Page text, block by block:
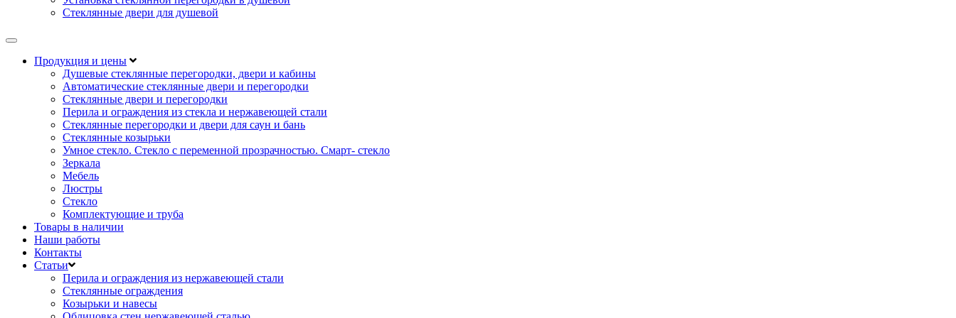
Стеклянные двери для душевой
Продукция и цены
Душевые стеклянные перегородки, двери и кабины
Автоматические стеклянные двери и перегородки
Стеклянные двери и перегородки
Перила и ограждения из стекла и нержавеющей стали
Стеклянные перегородки и двери для саун и бань
Стеклянные козырьки
Умное стекло. Стекло с переменной прозрачностью. Смарт- стекло
Зеркала
Мебель
Люстры
Стекло
Комплектующие и труба
Товары в наличии
Наши работы
Контакты
Статьи
Перила и ограждения из нержавеющей стали
Стеклянные ограждения
Козырьки и навесы